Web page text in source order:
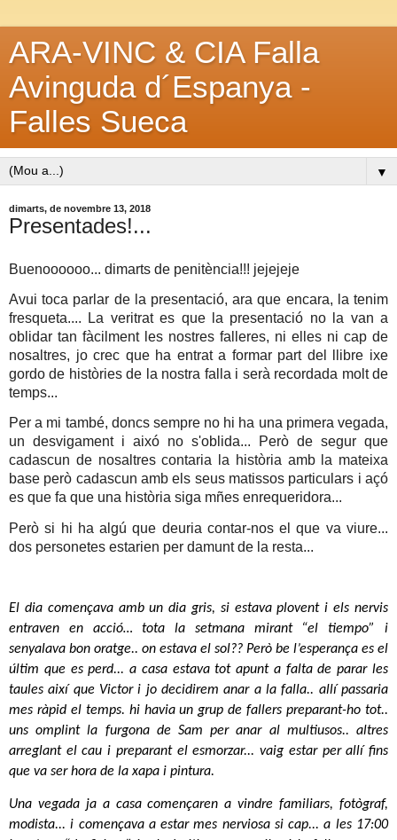
ARA-VINC & CIA Falla
Avinguda d´Espanya -
Falles Sueca
▼
dimarts, de novembre 13, 2018
Presentades!...
Buenoooooo... dimarts de penitència!!! jejejeje
Avui toca parlar de la presentació, ara que encara, la tenim
fresqueta.... La veritrat es que la presentació no la van a
oblidar tan fàcilment les nostres falleres, ni elles ni cap de
nosaltres, jo crec que ha entrat a formar part del llibre ixe
gordo de històries de la nostra falla i serà recordada molt de
temps...
Per a mi també, doncs sempre no hi ha una primera vegada,
un desvigament i aixó no s'oblida... Però de segur que
cadascun de nosaltres contaria la història amb la mateixa
base però cadascun amb els seus matissos particulars i açó
es que fa que una història siga mñes enrequeridora...
Però si hi ha algú que deuria contar-nos el que va viure...
dos personetes estarien per damunt de la resta...
El dia començava amb un dia gris, si estava plovent i els nervis
entraven en acció… tota la setmana mirant “el tiempo” i
senyalava bon oratge.. on estava el sol?? Però be l’esperança es el
últim que es perd... a casa estava tot apunt a falta de parar les
taules així que Victor i jo decidirem anar a la falla.. allí passaria
mes ràpid el temps. hi havia un grup de fallers preparant-ho tot..
uns omplint la furgona de Sam per anar al multiusos.. altres
arreglant el cau i preparant el esmorzar... vaig estar per allí fins
que va ser hora de la xapa i pintura.
Una vegada ja a casa començaren a vindre familiars, fotògraf,
modista... i començava a estar mes nerviosa si cap... a les 17:00